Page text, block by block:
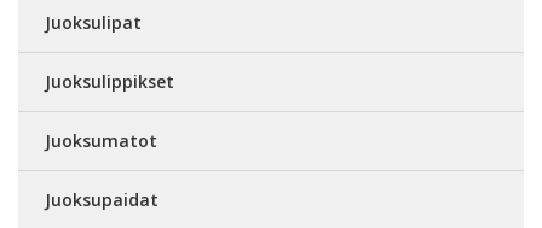
Juoksulipat
Juoksulippikset
Juoksumatot
Juoksupaidat